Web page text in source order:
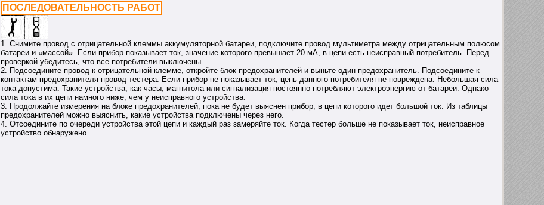
ПОСЛЕДОВАТЕЛЬНОСТЬ РАБОТ
1. Снимите провод с отрицательной клеммы аккумуляторной батареи, подключите провод мультиметра между отрицательным полюсом
батареи и «массой». Если прибор показывает ток, значение которого превышает 20 мА, в цепи есть неисправный потребитель. Перед
проверкой убедитесь, что все потребители выключены.
2. Подсоедините провод к отрицательной клемме, откройте блок предохранителей и выньте один предохранитель. Подсоедините к
контактам предохранителя провод тестера. Если прибор не показывает ток, цепь данного потребителя не повреждена. Небольшая сила
тока допустима. Такие устройства, как часы, магнитола или сигнализация постоянно потребляют электроэнергию от батареи. Однако
сила тока в их цепи намного ниже, чем у неисправного устройства.
3. Продолжайте измерения на блоке предохранителей, пока не будет выяснен прибор, в цепи которого идет большой ток. Из таблицы
предохранителей можно выяснить, какие устройства подключены через него.
4. Отсоедините по очереди устройства этой цепи и каждый раз замеряйте ток. Когда тестер больше не показывает ток, неисправное
устройство обнаружено.